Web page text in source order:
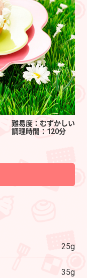
難易度：むずかしい
調理時間：120分
25g
35g